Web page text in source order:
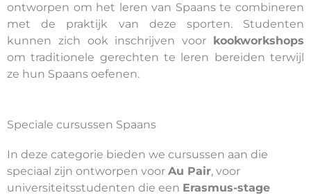
ontworpen om het leren van Spaans te combineren
met de praktijk van deze sporten. Studenten
kunnen zich ook inschrijven voor kookworkshops
om traditionele gerechten te leren bereiden terwijl
ze hun Spaans oefenen.
Speciale cursussen Spaans
In deze categorie bieden we cursussen aan die
speciaal zijn ontworpen voor Au Pair, voor
universiteitsstudenten die een Erasmus-stage